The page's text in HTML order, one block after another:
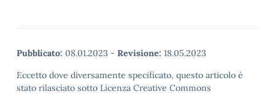
Pubblicato: 08.01.2023 - Revisione: 18.05.2023
Eccetto dove diversamente specificato, questo articolo è
stato rilasciato sotto Licenza Creative Commons